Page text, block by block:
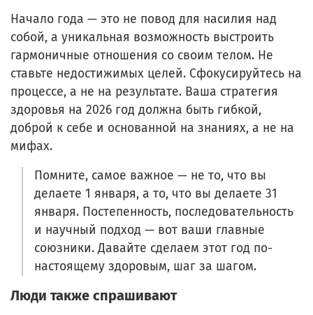
Начало года — это не повод для насилия над
собой, а уникальная возможность выстроить
гармоничные отношения со своим телом. Не
ставьте недостижимых целей. Сфокусируйтесь на
процессе, а не на результате. Ваша стратегия
здоровья на 2026 год должна быть гибкой,
доброй к себе и основанной на знаниях, а не на
мифах.
Помните, самое важное — не то, что вы
делаете 1 января, а то, что вы делаете 31
января. Постепенность, последовательность
и научный подход — вот ваши главные
союзники. Давайте сделаем этот год по-
настоящему здоровым, шаг за шагом.
Люди также спрашивают